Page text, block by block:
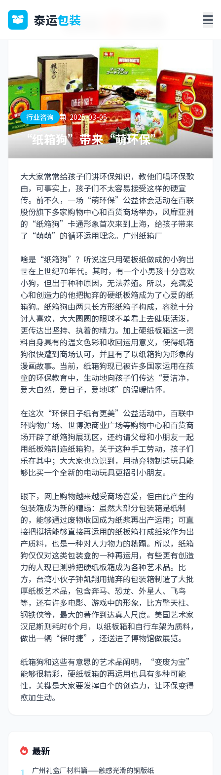
泰运包装
行业咨询 2025-03-05
“纸箱狗”带来“萌环保”
大大家常常给孩子们讲环保知识，教他们唱环保歌
曲，可事实上，孩子们不太容易接受这样的硬宣
传。前不久，一场“萌环保”公益体会活动在百联
股份旗下多家购物中心和百货商场举办，风靡亚洲
的“纸箱狗”卡通形象首次来到上海，给孩子带来
了“萌萌”的循环运用理念。 广州纸箱厂
啥是“纸箱狗”？听说这只用硬板纸做成的小狗出
世在上世纪70年代。其时，有一个小男孩十分喜欢
小狗，但出于种种原因，无法养殖。所以，充满爱
心和创造力的他把抛弃的硬纸板箱成为了心爱的纸
箱狗。纸箱狗由两只长方形纸箱子构成，容貌十分
讨人喜欢，大大圆圆的眼球不单看上去健康活泼，
更传达出坚持、执着的精力。加上硬纸板箱这一资
料自身具有的温文色彩和收回运用意义，使得纸箱
狗很快遭到商场认可，并且有了以纸箱狗为形象的
漫画故事。当前，纸箱狗现已被许多国家运用在孩
童的环保教育中，生动地向孩子们传达“爱洁净，
爱大自然，爱日子，爱地球”的温暖情怀。
在这次“环保日子纸有更美”公益活动中，百联中
环购物广场、世博源商业广场等购物中心和百货商
场开辟了纸箱狗展现区，还约请父母和小朋友一起
用纸板箱制造纸箱狗。关于这种手工劳动，孩子们
乐在其中；大大家也意识到，用抛弃物制造玩具能
够比买一个全新的电动玩具更招引小朋友。
眼下，网上购物越来越受商场喜爱，但由此产生的
包装箱成为新的糟蹋：虽然大部分包装箱是纸制
的，能够通过废物收回成为纸浆再出产运用；可直
接把挺括能够直接再运用的纸板箱打成纸浆作为出
产质料，也是一种对人力物力的糟蹋。所以，纸箱
狗仅仅对这类包装盒的一种再运用，有些更有创造
力的人现已测验把硬纸板箱成为各种艺术品。比
方，台湾小伙子钟凯翔用抛弃的包装箱制造了大批
厚纸板艺术品，包含奔马、恐龙、外星人、飞鸟
等，还有许多电影、游戏中的形象，比方擎天柱、
钢铁侠等，最大的著作到达真人尺度。美国艺术家
汉尼斯则耗时6个月，以纸板箱和自行车架为质料，
做出一辆“保时捷”，还送进了博物馆做展览。
纸箱狗和这些有意思的艺术品阐明，“变废为宝”
能够很精彩，硬纸板箱的再运用也具有多种可能
性，关键是大家要发挥自个的创造力，让环保变得
愈加生动。
最新
1
广州礼盒厂材料篇——触感光滑的铜版纸